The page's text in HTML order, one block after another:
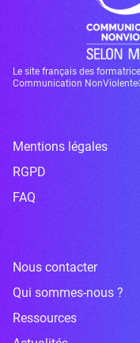
Le site français des
Communication
Mentions légales
RGPD
FAQ
Nous contacter
Qui sommes-nous ?
Ressources